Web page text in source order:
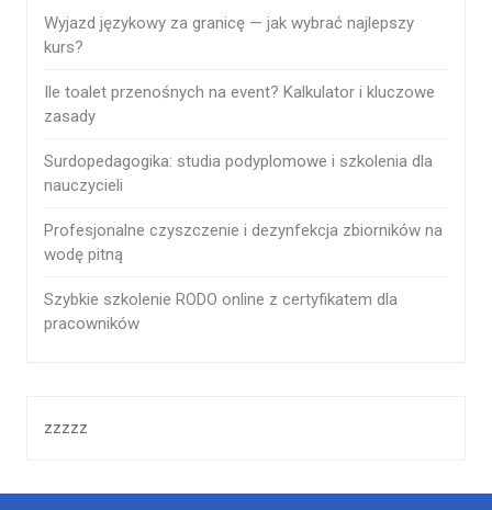
Wyjazd językowy za granicę — jak wybrać najlepszy
kurs?
Ile toalet przenośnych na event? Kalkulator i kluczowe
zasady
Surdopedagogika: studia podyplomowe i szkolenia dla
nauczycieli
Profesjonalne czyszczenie i dezynfekcja zbiorników na
wodę pitną
Szybkie szkolenie RODO online z certyfikatem dla
pracowników
zzzzz